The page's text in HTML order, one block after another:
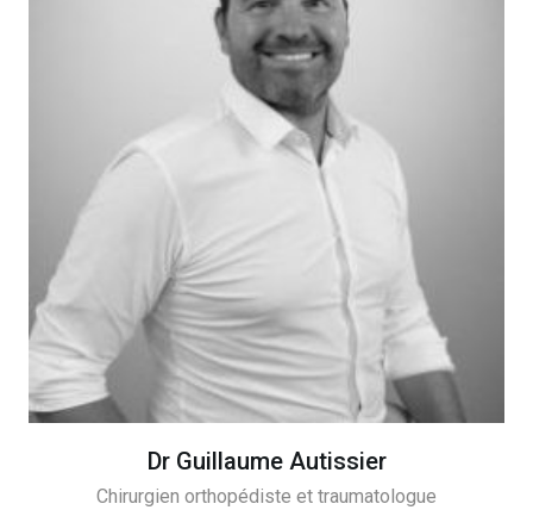
Dr Guillaume Autissier
Chirurgien orthopédiste et traumatologue